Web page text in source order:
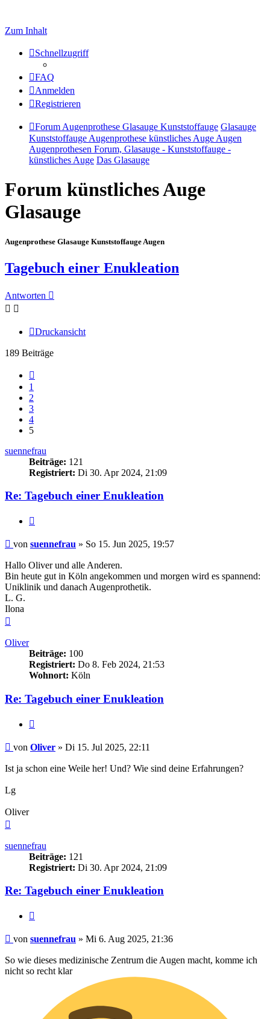
Zum Inhalt
Schnellzugriff
FAQ
Anmelden
Registrieren
Forum Augenprothese Glasauge Kunststoffauge Glasauge
Kunststoffauge Augenprothese künstliches Auge Augen
Augenprothesen Forum, Glasauge - Kunststoffauge -
künstliches Auge Das Glasauge
Forum künstliches Auge
Glasauge
Augenprothese Glasauge Kunststoffauge Augen
Tagebuch einer Enukleation
Antworten
Druckansicht
189 Beiträge
1
2
3
4
5
suennefrau
Beiträge: 121
Registriert: Di 30. Apr 2024, 21:09
Re: Tagebuch einer Enukleation
Beitrag
von suennefrau » So 15. Jun 2025, 19:57
Hallo Oliver und alle Anderen.
Bin heute gut in Köln angekommen und morgen wird es spannend:
Uniklinik und danach Augenprothetik.
L. G.
Ilona
Oliver
Beiträge: 100
Registriert: Do 8. Feb 2024, 21:53
Wohnort: Köln
Re: Tagebuch einer Enukleation
Beitrag
von Oliver » Di 15. Jul 2025, 22:11
Ist ja schon eine Weile her! Und? Wie sind deine Erfahrungen?
Lg
Oliver
suennefrau
Beiträge: 121
Registriert: Di 30. Apr 2024, 21:09
Re: Tagebuch einer Enukleation
Beitrag
von suennefrau » Mi 6. Aug 2025, 21:36
So wie dieses medizinische Zentrum die Augen macht, komme ich
nicht so recht klar